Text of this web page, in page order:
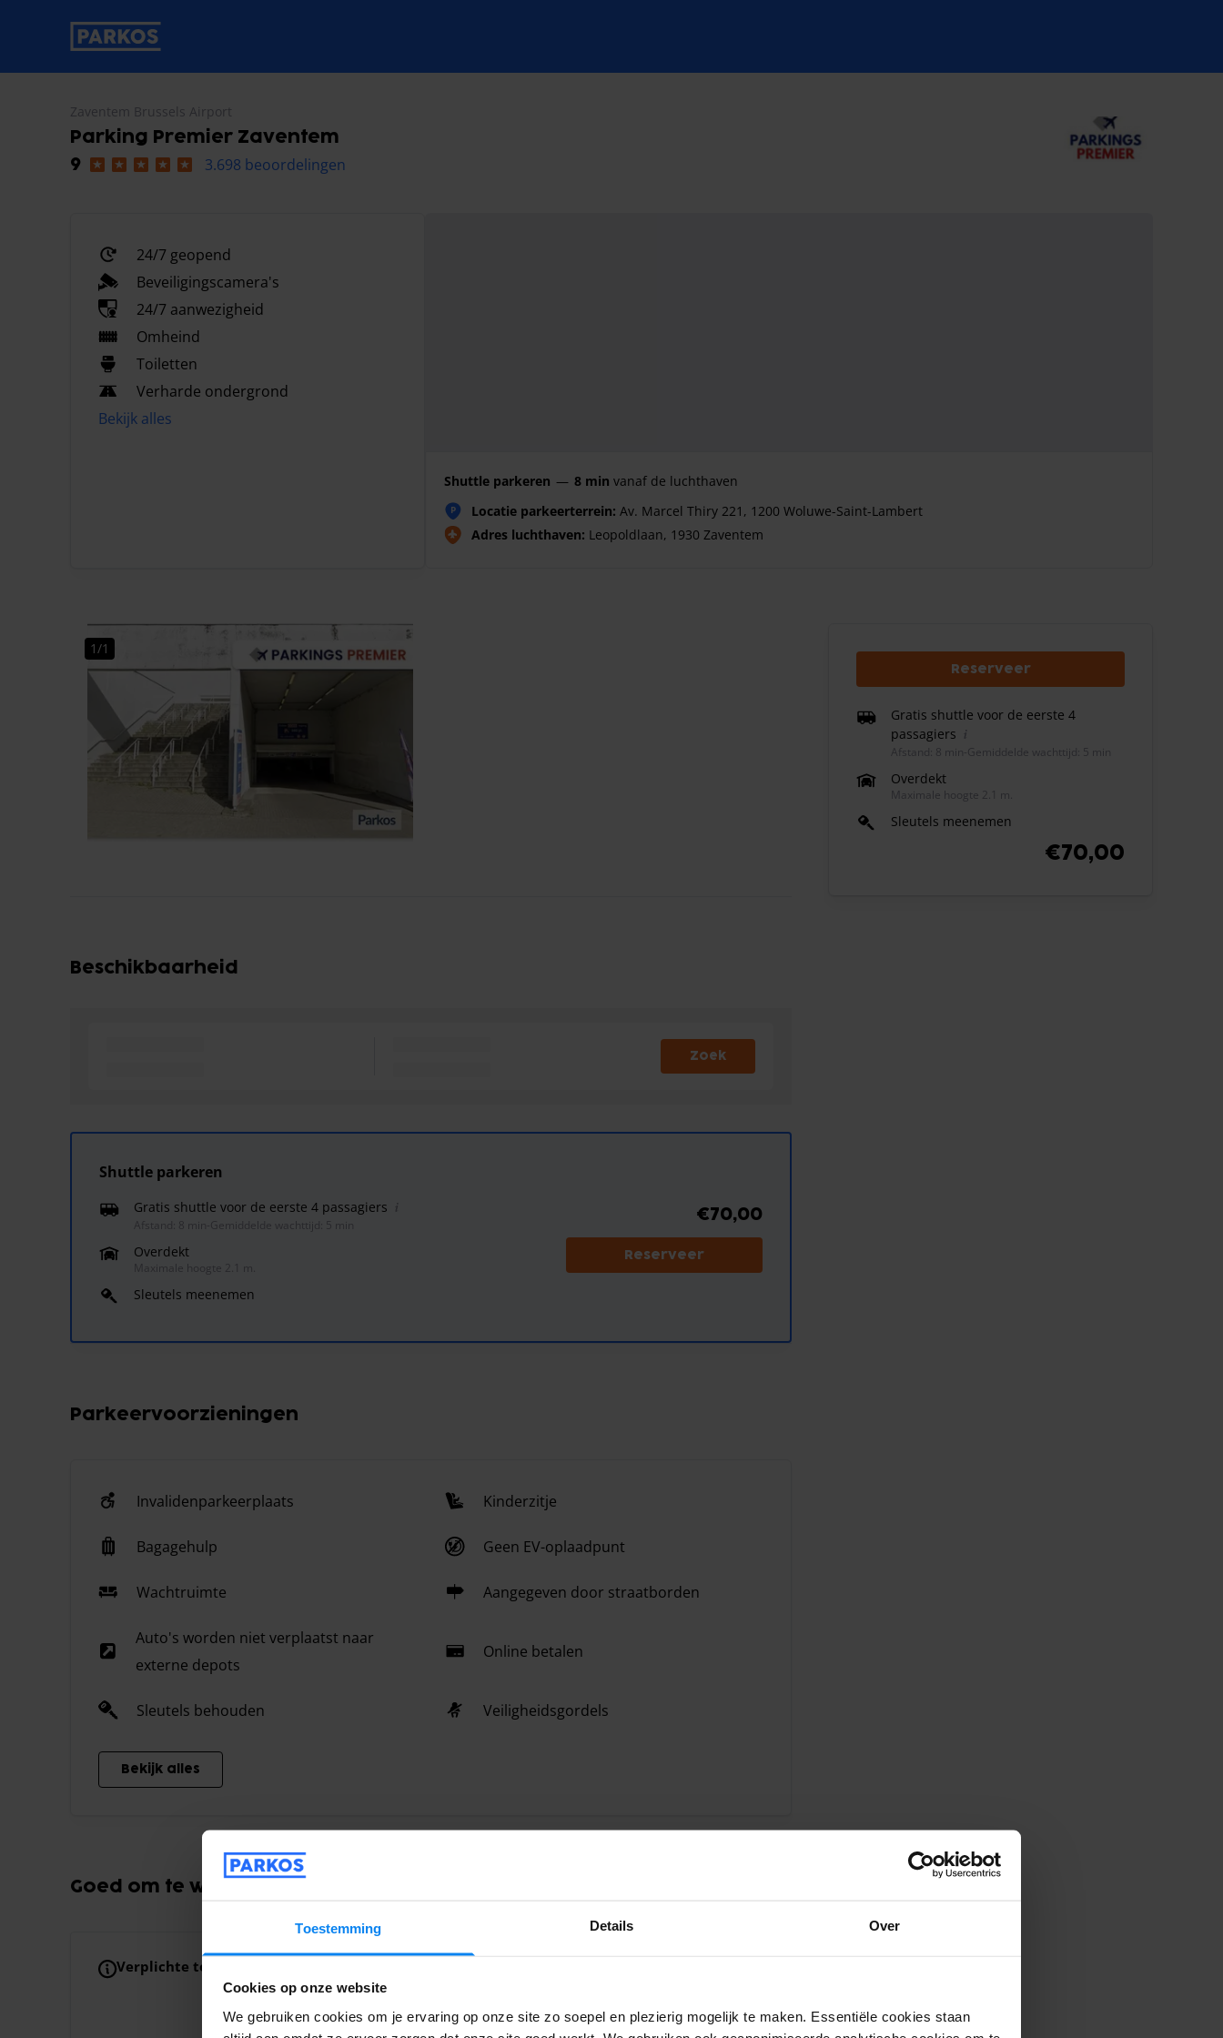
Toestemming Details Over
Cookies op onze website
We gebruiken cookies om je ervaring op onze site zo soepel en plezierig mogelijk te maken. Essentiële cookies staan
label-voor-primaire-navigatie
Zaventem Brussels Airport
Parking Premier Zaventem
9
3.698 beoordelingen
24/7 geopend
Beveiligingscamera's
24/7 aanwezigheid
Omheind
Toiletten
Verharde ondergrond
Bekijk alles
Shuttle parkeren — 8 min vanaf de luchthaven
P Locatie parkeerterrein: Av. Marcel Thiry 221, 1200 Woluwe-Saint-Lambert
Adres luchthaven: Leopoldlaan, 1930 Zaventem
1/1
Beschikbaarheid
Zoek
Shuttle parkeren
Gratis shuttle voor de eerste 4 passagiers
Afstand: 8 min Gemiddelde wachttijd: 5 min
Overdekt
Maximale hoogte 2.1 m.
Sleutels meenemen
€70,00
Reserveer
Parkeervoorzieningen
Invalidenparkeerplaats Kinderzitje
Bagagehulp Geen EV-oplaadpunt
Wachtruimte Aangegeven door straatborden
Auto's worden niet verplaatst naar
externe depots
Online betalen
Sleutels behouden Veiligheidsgordels
Bekijk alles
Goed om te weten
Verplichte toeslagen
Je boeking is inclusief gratis shuttle vervoer voor 4 personen. Voor extra
passagiers wordt € 5,00 per persoon gerekend.
Reserveer
Gratis shuttle voor de eerste 4
passagiers
Afstand: 8 min Gemiddelde wachttijd: 5 min
Overdekt
Maximale hoogte 2.1 m.
Sleutels meenemen
€70,00